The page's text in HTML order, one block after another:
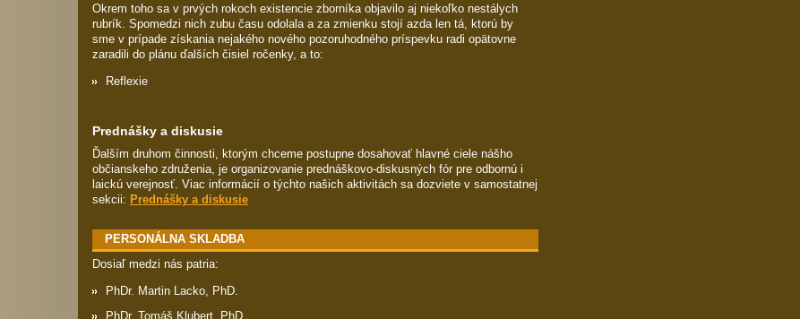
Okrem toho sa v prvých rokoch existencie zborníka objavilo aj niekoľko nestálych
rubrík. Spomedzi nich zubu času odolala a za zmienku stojí azda len tá, ktorú by
sme v prípade získania nejakého nového pozoruhodného príspevku radi opätovne
zaradili do plánu ďalších čisiel ročenky, a to:
Reflexie
Prednášky a diskusie
Ďalším druhom činnosti, ktorým chceme postupne dosahovať hlavné ciele nášho
občianskeho združenia, je organizovanie prednáškovo-diskusných fór pre odbornú i
laickú verejnosť. Viac informácií o týchto našich aktivitách sa dozviete v samostatnej
sekcii: Prednášky a diskusie
PERSONÁLNA SKLADBA
Dosiaľ medzi nás patria:
PhDr. Martin Lacko, PhD.
PhDr. Tomáš Klubert, PhD.